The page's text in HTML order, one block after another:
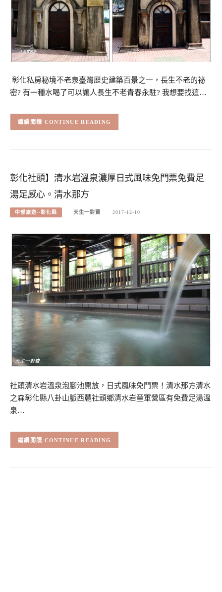
彰化私房秘境不老泉臺灣歷史建築百景之一，長生不老的祕
密? 有一種水喝了可以讓人長生不老青春永駐? 我想要找這…
CONTINUE READING
彰化社頭】清水岩溫泉濃厚日式風味免門票免費足
湯足感心。清水那方
中部旅遊--彰化縣 天生一對寶 2017-12-10
社頭清水岩溫泉泡腳池開放，日式風味免門票！清水那方清水
之森彰化縣八卦山脈西麓社頭鄉清水岩童軍營區有免費足湯溫
泉…
CONTINUE READING